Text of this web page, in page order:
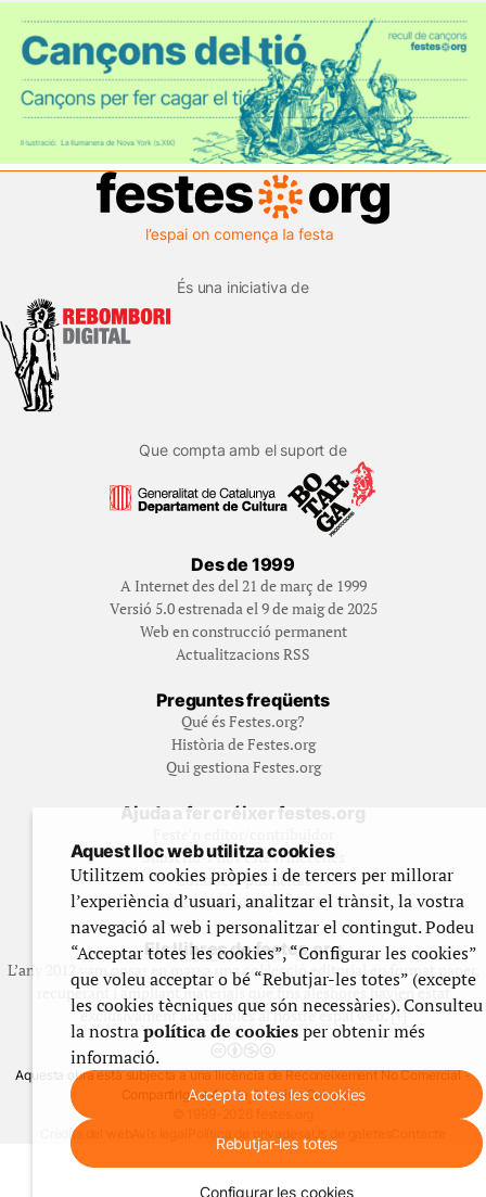
És una iniciativa de
Que compta amb el suport de
Des de 1999
A Internet des del 21 de març de 1999
Versió 5.0 estrenada el 9 de maig de 2025
Web en construcció permanent
Actualitzacions RSS
Preguntes freqüents
Qué és Festes.org?
Història de Festes.org
Qui gestiona Festes.org
Ajuda a fer créixer festes.org
Subscriu-t’hi/Feste’n mecenes
Contracta publicitat
Fes un donatiu puntual
Els llibres de festes.org
L’any 2012 vam posar en marxa una col·lecció editorial en format paper,
recuperant i ampliant materials que fins aleshores havien estat
exclusivament accessibles al nostre espai web. [+]
Aquesta obra està subjecta a una llicència de Reconeixement No Comercial -
CompartirIgual 4.0 de Creative Commons
Crèdits del web
Política de privadesa
Aquest lloc web utilitza cookies
Utilitzem cookies pròpies i de tercers per millorar
l’experiència d’usuari, analitzar el trànsit, la vostra
navegació al web i personalitzar el contingut. Podeu
“Acceptar totes les cookies”, “Configurar les cookies”
que voleu acceptar o bé “Rebutjar-les totes” (excepte
les cookies tècniques que són necessàries). Consulteu
la nostrapolítica de cookiesper obtenir més
informació.
Accepta totes les cookies
Rebutjar-les totes
Configurar les cookies